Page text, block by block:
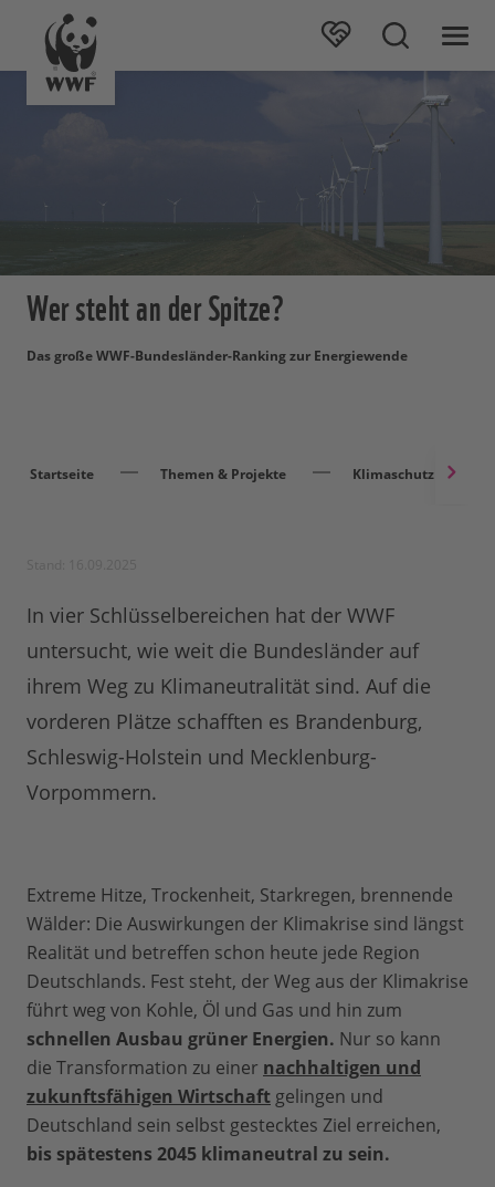
Wer steht an der Spitze?
Das große WWF-Bundesländer-Ranking zur Energiewende
Startseite Themen & Projekte Klimaschutz
In vier Schlüsselbereichen hat der WWF
untersucht, wie weit die Bundesländer auf
ihrem Weg zu Klimaneutralität sind. Auf die
vorderen Plätze schafften es Brandenburg,
Schleswig-Holstein und Mecklenburg-
Vorpommern.
Extreme Hitze, Trockenheit, Starkregen, brennende
Wälder: Die Auswirkungen der Klimakrise sind längst
Realität und betreffen schon heute jede Region
Deutschlands. Fest steht, der Weg aus der Klimakrise
führt weg von Kohle, Öl und Gas und hin zum
schnellen Ausbau grüner Energien. Nur so kann
die Transformation zu einer nachhaltigen und
zukunftsfähigen Wirtschaft gelingen und
Deutschland sein selbst gestecktes Ziel erreichen,
bis spätestens 2045 klimaneutral zu sein.